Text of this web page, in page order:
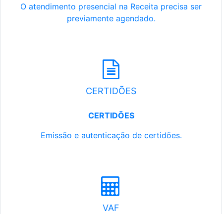
O atendimento presencial na Receita precisa ser
previamente agendado.
CERTIDÕES
CERTIDÕES
Emissão e autenticação de certidões.
VAF